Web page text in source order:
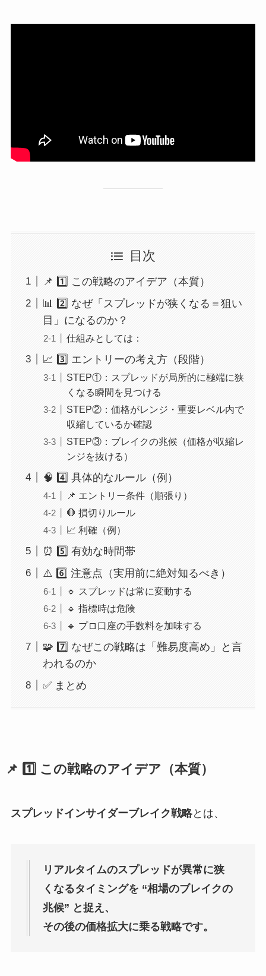
目次
📌 1️⃣ この戦略のアイデア（本質）
📊 2️⃣ なぜ「スプレッドが狭くなる＝狙い
目」になるのか？
仕組みとしては：
📈 3️⃣ エントリーの考え方（段階）
STEP①：スプレッドが局所的に極端に狭
くなる瞬間を見つける
STEP②：価格がレンジ・重要レベル内で
収縮しているか確認
STEP③：ブレイクの兆候（価格が収縮レ
ンジを抜ける）
🧠 4️⃣ 具体的なルール（例）
📌 エントリー条件（順張り）
🛑 損切りルール
📈 利確（例）
⏰ 5️⃣ 有効な時間帯
⚠️ 6️⃣ 注意点（実用前に絶対知るべき）
🔹 スプレッドは常に変動する
🔹 指標時は危険
🔹 プロ口座の手数料を加味する
🧩 7️⃣ なぜこの戦略は「難易度高め」と言
われるのか
✅ まとめ
📌 1️⃣ この戦略のアイデア（本質）
スプレッドインサイダーブレイク戦略とは、
リアルタイムのスプレッドが異常に狭
くなるタイミングを “相場のブレイクの
兆候” と捉え、
その後の価格拡大に乗る戦略です。